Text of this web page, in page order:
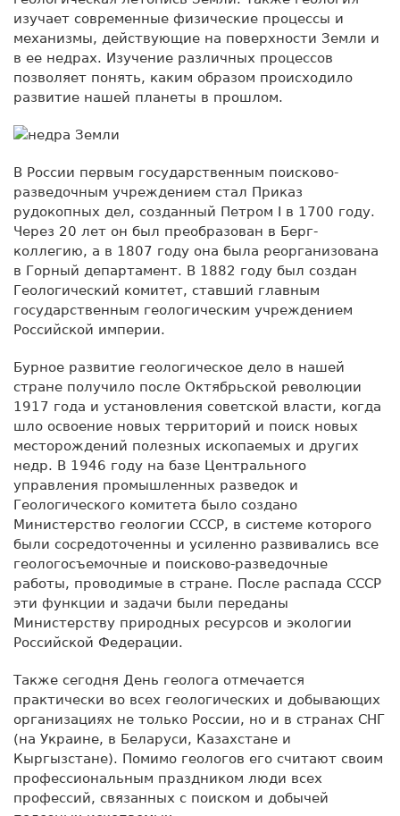
изучает современные физические процессы и
механизмы, действующие на поверхности Земли и
в ее недрах. Изучение различных процессов
позволяет понять, каким образом происходило
развитие нашей планеты в прошлом.
В России первым государственным поисково-
разведочным учреждением стал Приказ
рудокопных дел, созданный Петром I в 1700 году.
Через 20 лет он был преобразован в Берг-
коллегию, а в 1807 году она была реорганизована
в Горный департамент. В 1882 году был создан
Геологический комитет, ставший главным
государственным геологическим учреждением
Российской империи.
Бурное развитие геологическое дело в нашей
стране получило после Октябрьской революции
1917 года и установления советской власти, когда
шло освоение новых территорий и поиск новых
месторождений полезных ископаемых и других
недр. В 1946 году на базе Центрального
управления промышленных разведок и
Геологического комитета было создано
Министерство геологии СССР, в системе которого
были сосредоточенны и усиленно развивались все
геологосъемочные и поисково-разведочные
работы, проводимые в стране. После распада СССР
эти функции и задачи были переданы
Министерству природных ресурсов и экологии
Российской Федерации.
Также сегодня День геолога отмечается
практически во всех геологических и добывающих
организациях не только России, но и в странах СНГ
(на Украине, в Беларуси, Казахстане и
Кыргызстане). Помимо геологов его считают своим
профессиональным праздником люди всех
профессий, связанных с поиском и добычей